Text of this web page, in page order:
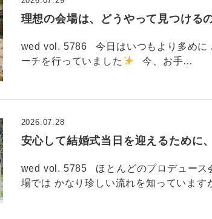
理想の会場は、どうやって見つける
wed vol. 5786 今日はいつもより多めに
ーチを行っていました
今、お手…
安心して結婚式当日を迎えるために
2026.07.28
wed vol. 5785 ほとんどのプロデュース
場では かなり珍しい流れを知っていま